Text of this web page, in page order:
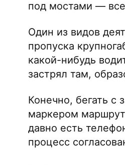
под мостами —
Один из видов
пропуска
какой-нибудь
застрял там,
Конечно, бегать с
маркером
давно есть
процесс